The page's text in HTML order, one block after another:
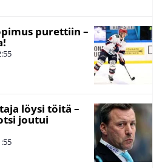
purettiin –
löysi töitä –
joutui